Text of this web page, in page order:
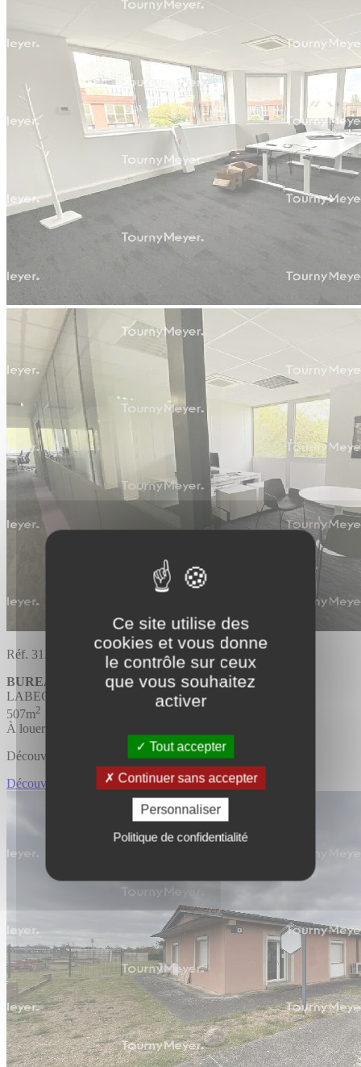
Ce site utilise des
cookies et vous donne
le contrôle sur ceux
que vous souhaitez
activer
Tout accepter
Continuer sans accepter
Personnaliser
Politique de confidentialité
Réf. 31.3410
BUREAUX
Divisible
LABEGE
507m2
À louer
Découvrir l'offre
Découvrir BUREAUX